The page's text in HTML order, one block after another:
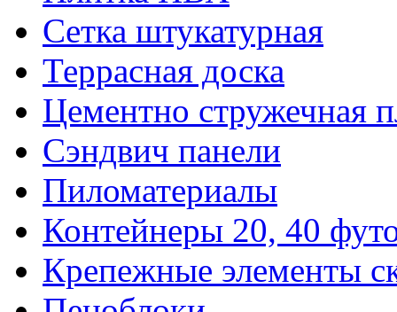
Сетка штукатурная
Террасная доска
Цементно стружечная
Сэндвич панели
Пиломатериалы
Контейнеры 20, 40
Крепежные элементы